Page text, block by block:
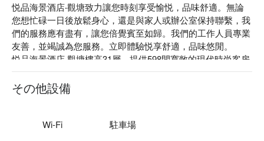
悦品海景酒店‧觀塘致力讓您時刻享受愉悦，品味舒適。無論
您想忙碌一日後放鬆身心，還是與家人或辦公室保持聯繫，我
們的服務應有盡有，讓您倍覺賓至如歸。我們的工作人員專業
友善，並竭誠為您服務。立即體驗悦享舒適，品味悠閒。
悦品海景酒店‧觀塘樓高31層，提供598間寬敞的現代時尚客房
及套房，每間客房均配備免費高速無線網絡及各種便利的客房
設施。
觀塘毗鄰維港，是九龍東蓬勃發展的新地區，經常被稱為香港
機構、商場餐飲及娛樂設施建成及進駐。
その他設備
Wi-Fi 駐車場